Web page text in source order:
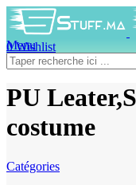
0Wishlist
0produit 0DH
Menu
PU
costume
Catégories